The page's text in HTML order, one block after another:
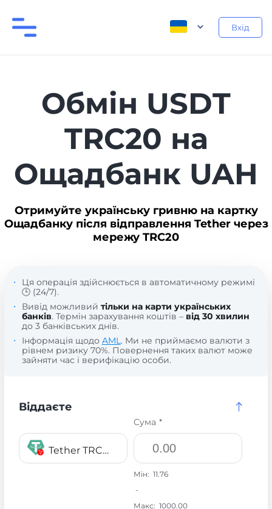
Вхід
Обмін USDT
TRC20 на
Ощадбанк UAH
Отримуйте українську гривню на картку
Ощадбанку після відправлення Tether через
мережу TRC20
Ця операція здійснюється в автоматичному режимі
🕒 (24/7).
Вивід можливий тільки на карти українських
банків. Термін зарахування коштів – від 30 хвилин
до 3 банківських днів.
Інформація щодо AML. Ми не приймаємо валюти з
рівнем ризику 70%. Повернення таких валют може
зайняти час і верифікацію особи.
Віддаєте
Tether TRC20 USDT
Сума *
Мін: 11.76
-
Макс: 1000.00